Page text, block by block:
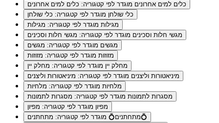
כלים למים אחרונים מוגדר לפי קטגוריה: כלים למים אחרונים
כלי שולחן מוגדר לפי קטגוריה: כלי שולחן
מגילות מוגדר לפי קטגוריה: מגילות
מגשי חלות וסכינים מוגדר לפי קטגוריה: מגשי חלות וסכינים
מגשים מוגדר לפי קטגוריה: מגשים
מזוזות מוגדר לפי קטגוריה: מזוזות
מחלק יין מוגדר לפי קטגוריה: מחלק יין
מיניאטורות וליצנים מוגדר לפי קטגוריה: מיניאטורות וליצנים
מלחיות מוגדר לפי קטגוריה: מלחיות
מסגרות לתמונות מוגדר לפי קטגוריה: מסגרות לתמונות
מפיון מוגדר לפי קטגוריה: מפיון
מתחתנים💍מוגדר לפי קטגוריה: מתחתנים💍